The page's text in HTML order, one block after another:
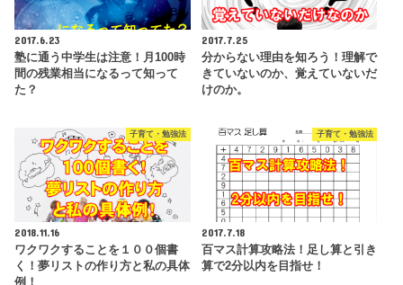
2017.6.23
塾に通う中学生は注意！月100時
間の残業相当になるって知って
た？
2017.7.25
分からない理由を知ろう！理解で
きていないのか、覚えていないだ
けのか。
子育て・勉強法
2018.11.16
ワクワクすることを１００個書
く！夢リストの作り方と私の具体
例！
子育て・勉強法
2017.7.18
百マス計算攻略法！足し算と引き
算で2分以内を目指せ！